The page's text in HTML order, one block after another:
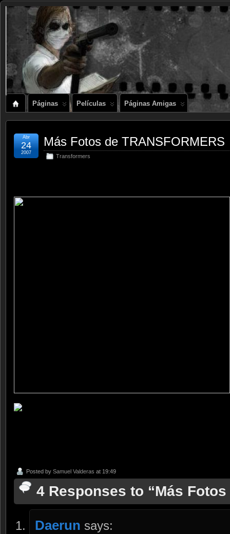
Páginas Películas Páginas Amigas
Más Fotos de TRANSFORMERS
Transformers
Abr
24
2007
Posted by Samuel Valderas at 19:49
4 Responses to “Más Fotos
Daerun says: